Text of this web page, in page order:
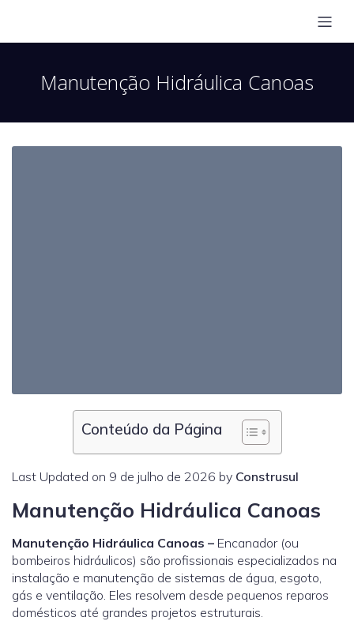
Manutenção Hidráulica Canoas
Conteúdo da Página
Last Updated on 9 de julho de 2026 by Construsul
Manutenção Hidráulica Canoas
Manutenção Hidráulica Canoas – Encanador (ou
bombeiros hidráulicos) são profissionais especializados na
instalação e manutenção de sistemas de água, esgoto,
gás e ventilação. Eles resolvem desde pequenos reparos
domésticos até grandes projetos estruturais.